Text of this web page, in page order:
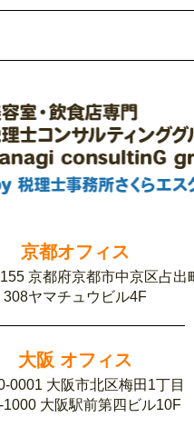
京都オフィス
京都府京都市中京区占出
308ヤマチュウビル4F
大阪 オフィス
0001 大阪市北区梅田1丁目
1000 大阪駅前第四ビル10F